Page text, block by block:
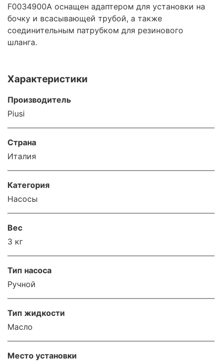
F0034900А оснащен адаптером для установки на
бочку и всасывающей трубой, а также
соединительным патрубком для резинового
шланга.
Характеристики
Производитель
Piusi
Страна
Италия
Категория
Насосы
Вес
3 кг
Тип насоса
Ручной
Тип жидкости
Масло
Место установки